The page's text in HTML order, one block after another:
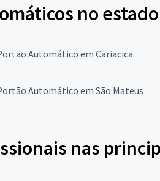
no
Automático em Cariacica
Automático em São Mateus
nas